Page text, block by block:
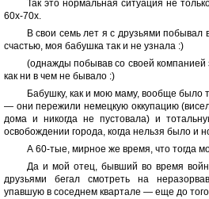
Так это нормальная ситуация не
60х-70х.
В свои семь лет я с друзьями побывал
счастью, моя бабушка так и не узнала :)
(однажды побывав со своей
как ни в чем не бывало :)
Бабушку, как и мою маму, вообще было
— они пережили немецкую оккупацию
дома и никогда не пустовала) и
освобождении города, когда нельзя было и
А 60-тые, мирное же время, что тогда
Да и мой отец, бывший во время
друзьями бегал смотреть на
упавшую в соседнем квартале — еще до